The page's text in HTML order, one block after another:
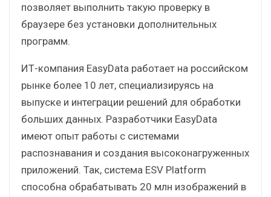
позволяет выполнить такую проверку в
браузере без установки дополнительных
программ.
ИТ-компания EasyData работает на российском
рынке более 10 лет, специализируясь на
выпуске и интеграции решений для обработки
больших данных. Разработчики EasyData
имеют опыт работы с системами
распознавания и создания высоконагруженных
приложений. Так, система ESV Platform
способна обрабатывать 20 млн изображений в